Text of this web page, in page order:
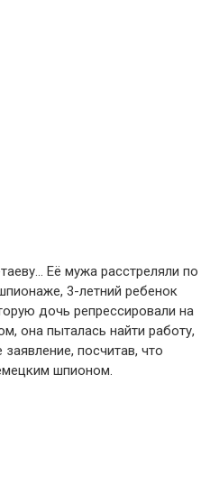
Её мужа расстреляли по
3-летний ребенок
дочь репрессировали на
она пыталась найти работу,
посчитав, что
шпионом.